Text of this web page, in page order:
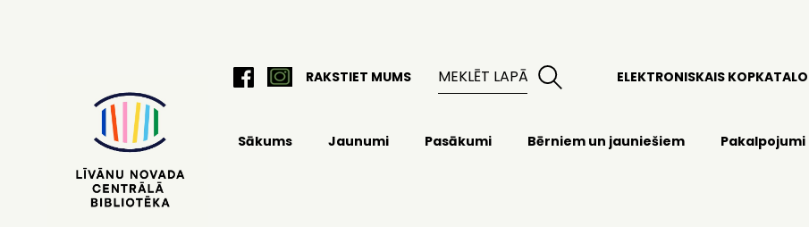
RAKSTIET MUMS ELEKTRONISKAIS
Sākums Jaunumi Pasākumi Bērniem un jauniešiem Pakalpojumi